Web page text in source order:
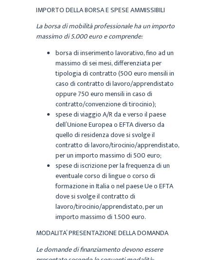
IMPORTO DELLA BORSA E SPESE AMMISSIBILI
La borsa di mobilità professionale ha un importo
massimo di 5.000 euro e comprende:
borsa di inserimento lavorativo, fino ad un
massimo di sei mesi, differenziata per
tipologia di contratto (500 euro mensili in
caso di contratto di lavoro/apprendistato
oppure 750 euro mensili in caso di
contratto/convenzione di tirocinio);
spese di viaggio A/R da e verso il paese
dell’Unione Europea o EFTA diverso da
quello di residenza dove si svolge il
contratto di lavoro/tirocinio/apprendistato,
per un importo massimo di 500 euro;
spese di iscrizione per la frequenza di un
eventuale corso di lingue o corso di
formazione in Italia o nel paese Ue o EFTA
dove si svolge il contratto di
lavoro/tirocinio/apprendistato, per un
importo massimo di 1.500 euro.
MODALITA’ PRESENTAZIONE DELLA DOMANDA
Le domande di finanziamento devono essere